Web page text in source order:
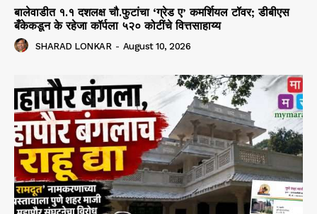
बालेवाडीत १.१ दशलक्ष चौ.फुटांचा ‘ग्रेड ए’ कमर्शियल टॉवर; डीबीएस
बँकेकडून के रहेजा कॉर्पला ५२० कोटींचे वित्तसाहाय्य
SHARAD LONKAR - August 10, 2026